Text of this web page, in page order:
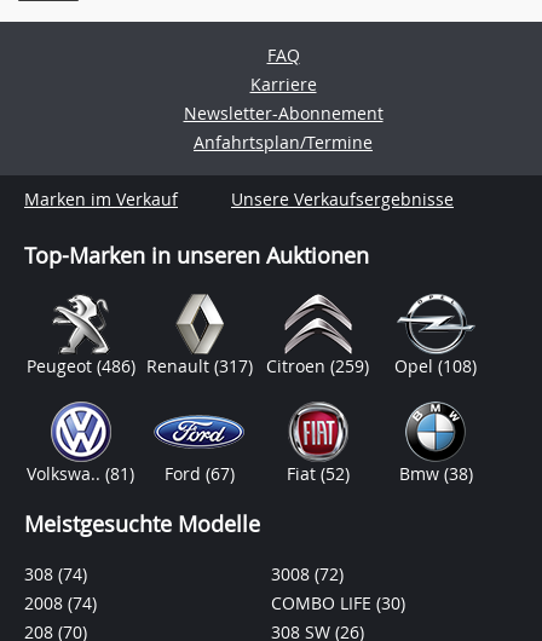
FAQ
Karriere
Newsletter-Abonnement
Anfahrtsplan/Termine
Marken im Verkauf Unsere Verkaufsergebnisse
Top-Marken in unseren Auktionen
Peugeot (486) Renault (317) Citroen(259) Opel(108)
Volkswa..(81) Ford (67) Fiat (52) Bmw (38)
Meistgesuchte Modelle
308 (74)
2008 (74)
208 (70)
3008 (72)
COMBO LIFE (30)
308 SW (26)